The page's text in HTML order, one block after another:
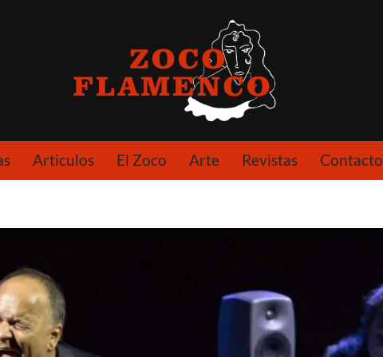
Articulos El Zoco Arte Revistas Contacto